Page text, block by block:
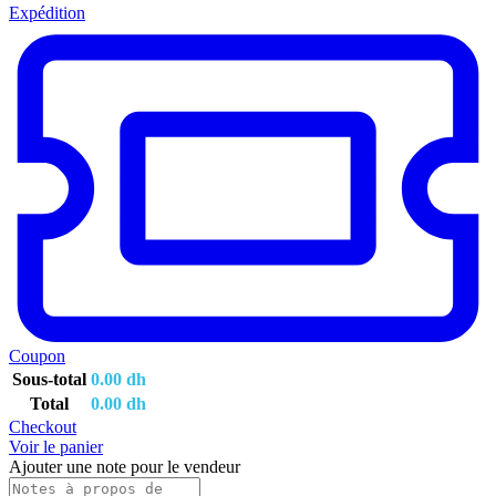
Expédition
Coupon
Sous-total 0.00 dh
Total
0.00 dh
Checkout
Voir le panier
Ajouter une note pour le vendeur